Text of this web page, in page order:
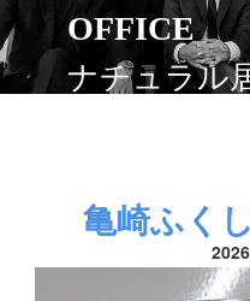
OFFICE
ナチュラル
亀崎ふく